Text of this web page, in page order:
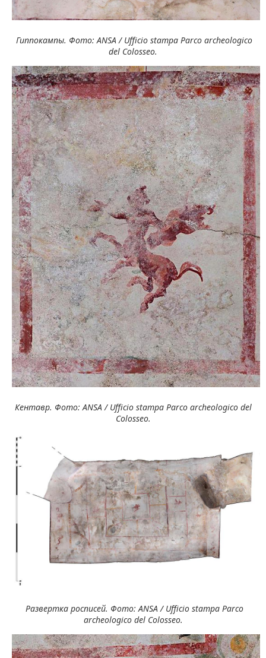
Гиппокампы. Фото: ANSA / Ufficio stampa Parco archeologico
del Colosseo.
Кентавр. Фото: ANSA / Ufficio stampa Parco archeologico del
Colosseo.
Развертка росписей. Фото: ANSA / Ufficio stampa Parco
archeologico del Colosseo.